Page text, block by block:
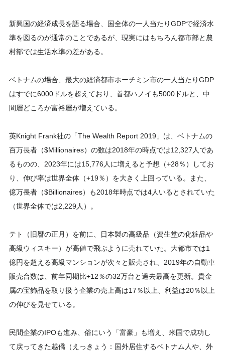
新興国の経済成長を語る場合、国全体の一人当たりGDPで経済水
準を図るのが通常のことであるが、現実にはもちろん都市部と農
村部では生活水準の差がある。
ベトナムの場合、最大の経済都市ホーチミン市の一人当たりGDP
はすでに6000ドルを超えており、首都ハノイも5000ドルと、中
間層どころか富裕層が増えている。
英Knight Frank社の「The Wealth Report 2019」は、ベトナムの
百万長者（$Millionaires）の数は2018年の時点では12,327人であ
るものの、2023年には15,776人に増えると予想（+28％）してお
り、伸び率は世界全体（+19％）を大きく上回っている。また、
億万長者（$Billionaires）も2018年時点では4人いるとされていた
（世界全体では2,229人）。
テト（旧暦の正月）を前に、日本製の高級品（資生堂の化粧品や
高級ウィスキー）が高値で飛ぶように売れていた。大都市では1
億円を超える高級マンションが次々と販売され、2019年の自動車
販売台数は、前年同期比+12％の32万台と過去最高を更新。貴金
属の宝飾品を取り扱う企業の売上高は17％以上、利益は20％以上
の伸びを見せている。
民間企業のIPOも進み、俗にいう「富豪」も増え、米国で成功し
て戻ってきた越僑（えっきょう：国外居住するベトナム人や、外